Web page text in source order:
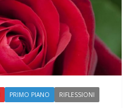
PRIMO PIANO RIFLESSIONI